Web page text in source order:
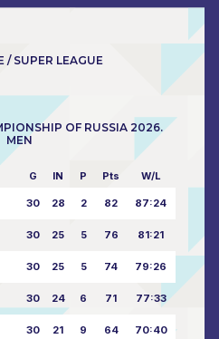
/ SUPER LEAGUE
OF RUSSIA 2026.
MEN
G IN P Pts W/L
30 28 2 82 87:24
30 25 5 76 81:21
30 25 5 74 79:26
30 24 6 71 77:33
30 21 9 64 70:40